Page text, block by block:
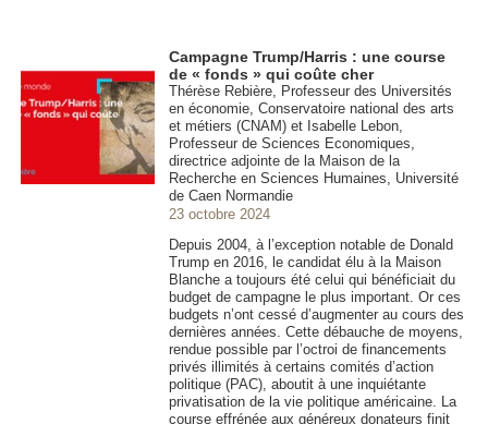
Campagne Trump/Harris : une course
de « fonds » qui coûte cher
Thérèse Rebière, Professeur des Universités
en économie, Conservatoire national des arts
et métiers (CNAM) et Isabelle Lebon,
Professeur de Sciences Economiques,
directrice adjointe de la Maison de la
Recherche en Sciences Humaines, Université
de Caen Normandie
23 octobre 2024
Depuis 2004, à l’exception notable de Donald
Trump en 2016, le candidat élu à la Maison
Blanche a toujours été celui qui bénéficiait du
budget de campagne le plus important. Or ces
budgets n’ont cessé d’augmenter au cours des
dernières années. Cette débauche de moyens,
rendue possible par l’octroi de financements
privés illimités à certains comités d’action
politique (PAC), aboutit à une inquiétante
privatisation de la vie politique américaine. La
course effrénée aux généreux donateurs finit